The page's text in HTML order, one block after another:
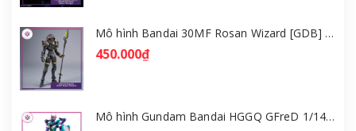
Mô hình Bandai 30MF Rosan Wizard [GDB] [30MF]
450.000₫
Mô hình Gundam Bandai HGGQ GFreD 1/144 [GDB] [BHG]